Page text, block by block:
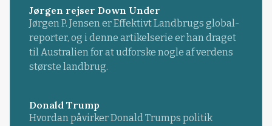
Jørgen rejser Down Under
Jørgen P. Jensen er Effektivt Landbrugs global-
reporter, og i denne artikelserie er han draget
til Australien for at udforske nogle af verdens
største landbrug.
Donald Trump
Hvordan påvirker Donald Trumps politik